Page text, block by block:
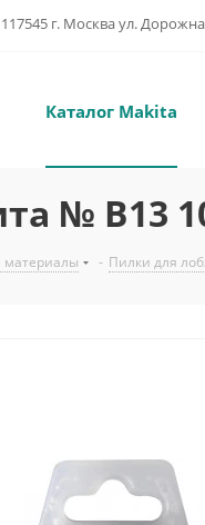
117545 г. Москва ул.
Каталог Makita
№ B13
материалы - Пилки для